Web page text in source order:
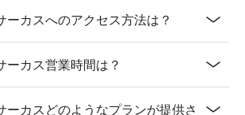
ーカスへのアクセス方法は？
ーカス営業時間は？
ーカスどのようなプランが提供さ